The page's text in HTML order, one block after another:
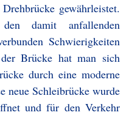
gewährleistet.
damit anfallenden
Schwierigkeiten
Brücke hat man sich
durch eine moderne
neue Schleibrücke wurde
und für den Verkehr